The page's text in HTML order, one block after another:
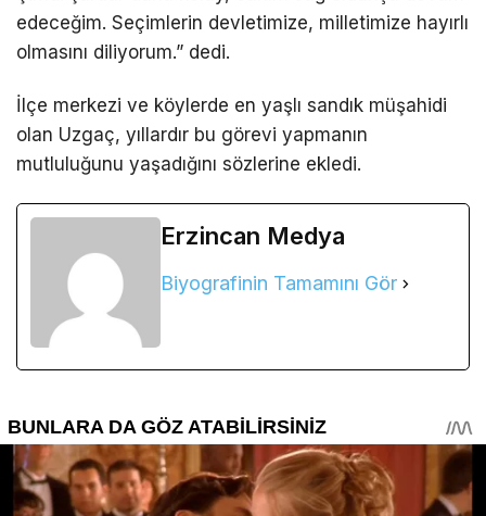
edeceğim. Seçimlerin devletimize, milletimize hayırlı
olmasını diliyorum.” dedi.
İlçe merkezi ve köylerde en yaşlı sandık müşahidi
olan Uzgaç, yıllardır bu görevi yapmanın
mutluluğunu yaşadığını sözlerine ekledi.
Erzincan Medya
Biyografinin Tamamını Gör